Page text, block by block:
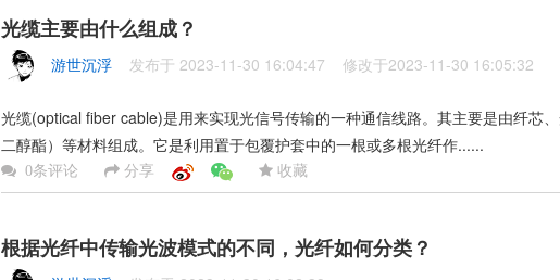
光缆主要由什么组成？
游世沉浮 发布于 2023-11-30 16:04:47 修改于2023-11-30 16:05:32
光缆(optical fiber cable)是用来实现光信号传输的一种通信线路。其主要是由纤芯
二醇酯）等材料组成。它是利用置于包覆护套中的一根或多根光纤作......
0条评论 分享 收藏
根据光纤中传输光波模式的不同，光纤如何分类？